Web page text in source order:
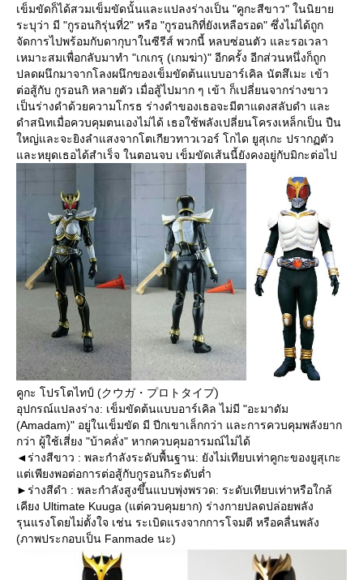
เข็มขัดก็ได้สวมเข็มขัดนั้นและแปลงร่างเป็น "คูกะสีขาว" ในนิยาย
ระบุว่า มี "กูรอนกิรุ่นที่2" หรือ "กูรอนกิที่ยังเหลือรอด" ซึ่งไม่ได้ถูก
จัดการไปพร้อมกับดากุบาในซีรีส์ พวกนี้ หลบซ่อนตัว และรอเวลา
เหมาะสมเพื่อกลับมาทำ "เกเกรุ (เกมฆ่า)" อีกครั้ง อีกส่วนหนึ่งก็ถูก
ปลดผนึกมาจากโลงผนึกของเข็มขัดต้นแบบอาร์เคิล นัตสึเมะ เข้า
ต่อสู้กับ กูรอนกิ หลายตัว เมื่อสู้ไปมาก ๆ เข้า ก็เปลี่ยนจากร่างขาว
เป็นร่างดำด้วยความโกรธ ร่างดำของเธอจะมีตาแดงสลับดำ และ
ดำสนิทเมื่อควบคุมตนเองไม่ได้ เธอใช้พลังเปลี่ยนโครงเหล็กเป็น ปืน
ใหญ่และจะยิงลำแสงจากโตเกียวทาวเวอร์ โกได ยูสุเกะ ปรากฏตัว
และหยุดเธอได้สำเร็จ ในตอนจบ เข็มขัดเส้นนี้ยังคงอยู่กับมิกะต่อไป
คูกะ โปรโตไทป์ (クウガ・プロトタイプ)
อุปกรณ์แปลงร่าง: เข็มขัดต้นแบบอาร์เคิล ไม่มี "อะมาดัม
(Amadam)" อยู่ในเข็มขัด มี ปีกเขาเล็กกว่า และการควบคุมพลังยาก
กว่า ผู้ใช้เสี่ยง "บ้าคลั่ง" หากควบคุมอารมณ์ไม่ได้
◄ร่างสีขาว : พละกำลังระดับพื้นฐาน: ยังไม่เทียบเท่าคูกะของยูสุเกะ
แต่เพียงพอต่อการต่อสู้กับกูรอนกิระดับต่ำ
►ร่างสีดำ : พละกำลังสูงขึ้นแบบพุ่งพรวด: ระดับเทียบเท่าหรือใกล้
เคียง Ultimate Kuuga (แต่ควบคุมยาก) ร่างกายปลดปล่อยพลัง
รุนแรงโดยไม่ตั้งใจ เช่น ระเบิดแรงจากการโจมตี หรือคลื่นพลัง
(ภาพประกอบเป็น Fanmade นะ)